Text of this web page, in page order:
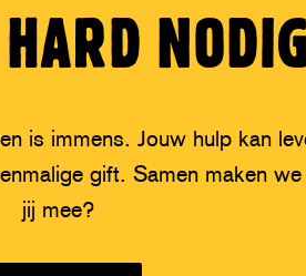
is immens. Jouw hulp kan
gift. Samen maken
jij mee?